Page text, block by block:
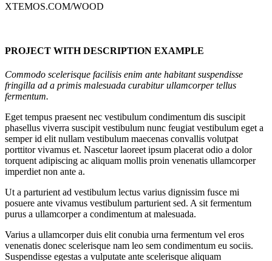
XTEMOS.COM/WOOD
PROJECT WITH DESCRIPTION EXAMPLE
Commodo scelerisque facilisis enim ante habitant suspendisse
fringilla ad a primis malesuada curabitur ullamcorper tellus
fermentum.
Eget tempus praesent nec vestibulum condimentum dis suscipit
phasellus viverra suscipit vestibulum nunc feugiat vestibulum eget a
semper id elit nullam vestibulum maecenas convallis volutpat
porttitor vivamus et. Nascetur laoreet ipsum placerat odio a dolor
torquent adipiscing ac aliquam mollis proin venenatis ullamcorper
imperdiet non ante a.
Ut a parturient ad vestibulum lectus varius dignissim fusce mi
posuere ante vivamus vestibulum parturient sed. A sit fermentum
purus a ullamcorper a condimentum at malesuada.
Varius a ullamcorper duis elit conubia urna fermentum vel eros
venenatis donec scelerisque nam leo sem condimentum eu sociis.
Suspendisse egestas a vulputate ante scelerisque aliquam